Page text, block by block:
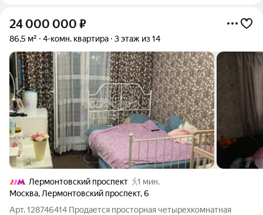
24 000 000 ₽
86,5 м² 4-комн. квартира 3 этаж из 14
Лермонтовский проспект
1 мин.
Москва, Лермонтовский проспект,6
Арт. 128746414 Продается просторная четырехкомнатная